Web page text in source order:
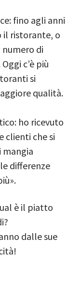
fino agli anni
il ristorante, o
di
c’è più
si
qualità.
ho ricevuto
clienti che si
mangia
differenze
è il piatto
dalle sue